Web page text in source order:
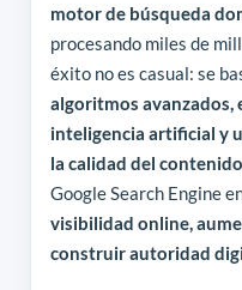
motor de búsqueda
procesando miles de
éxito no es casual: se
algoritmos avanzados,
inteligencia artificial y
la calidad del contenido
Google Search Engine
visibilidad online,
construir autoridad